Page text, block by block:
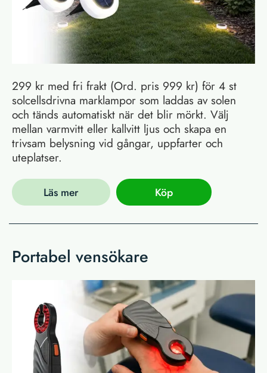
299 kr med fri frakt (Ord. pris 999 kr) för 4 st
solcellsdrivna marklampor som laddas av solen
och tänds automatiskt när det blir mörkt. Välj
mellan varmvitt eller kallvitt ljus och skapa en
trivsam belysning vid gångar, uppfarter och
uteplatser.
Läs mer Köp
Portabel vensökare